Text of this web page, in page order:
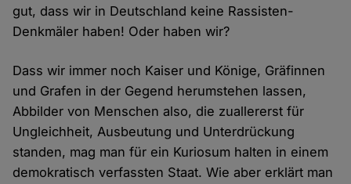
gut, dass wir in Deutschland keine Rassisten-
Denkmäler haben! Oder haben wir?
Dass wir immer noch Kaiser und Könige, Gräfinnen
und Grafen in der Gegend herumstehen lassen,
Abbilder von Menschen also, die zuallererst für
Ungleichheit, Ausbeutung und Unterdrückung
standen, mag man für ein Kuriosum halten in einem
demokratisch verfassten Staat. Wie aber erklärt man